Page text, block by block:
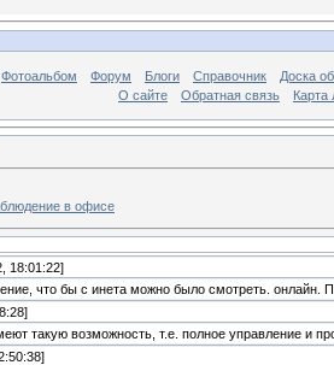
Фотоальбом Форум Блоги Справочник
Доска
О сайте
Обратная связь Карта
в офисе
18:01:22]
что бы с инета можно было смотреть.
такую возможность, т.е. полное управление и